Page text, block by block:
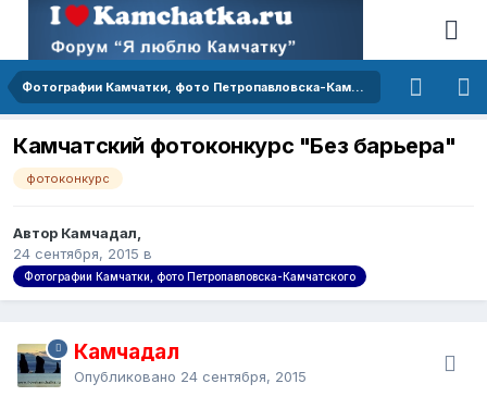
Фотографии Камчатки, фото Петропавловска-Камчатского
Камчатский фотоконкурс "Без барьера"
фотоконкурс
Автор Камчадал,
24 сентября, 2015 в
Фотографии Камчатки, фото Петропавловска-Камчатского
Камчадал
Опубликовано 24 сентября, 2015